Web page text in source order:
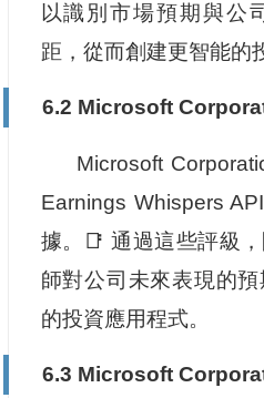
以識別市場預期與公
距，從而創建更智能的
6.2 Microsoft
Microsoft
Earnings Whispers
據。📑 通過這些評級
師對公司未來表現的
的投資應用程式。
6.3 Microsoft